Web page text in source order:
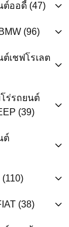
ต์ออดี้ (47)
(96)
ต์เชฟโรเลต
โร่รถยนต์
(39)
ต์
(110)
(38)